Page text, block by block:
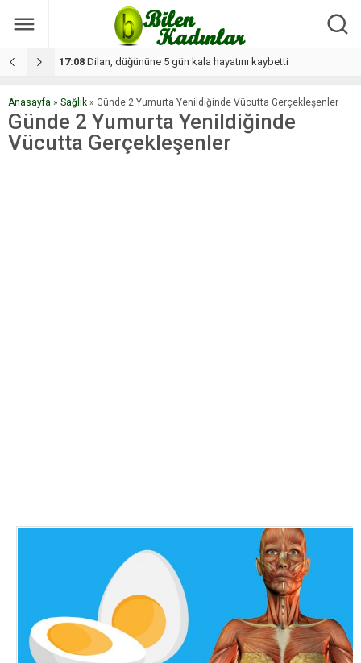
17:08 Dilan, düğününe 5 gün kala hayatını kaybetti
Anasayfa » Sağlık » Günde 2 Yumurta Yenildiğinde Vücutta Gerçekleşenler
Günde 2 Yumurta Yenildiğinde
Vücutta Gerçekleşenler